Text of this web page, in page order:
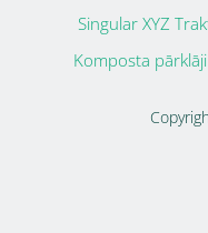
Singular XYZ
Komposta pārklāji